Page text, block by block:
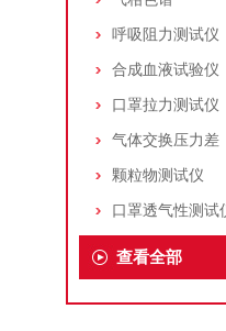
呼吸阻力测试仪
合成血液试验仪
口罩拉力测试仪
气体交换压力差
颗粒物测试仪
口罩透气性测试
查看全部